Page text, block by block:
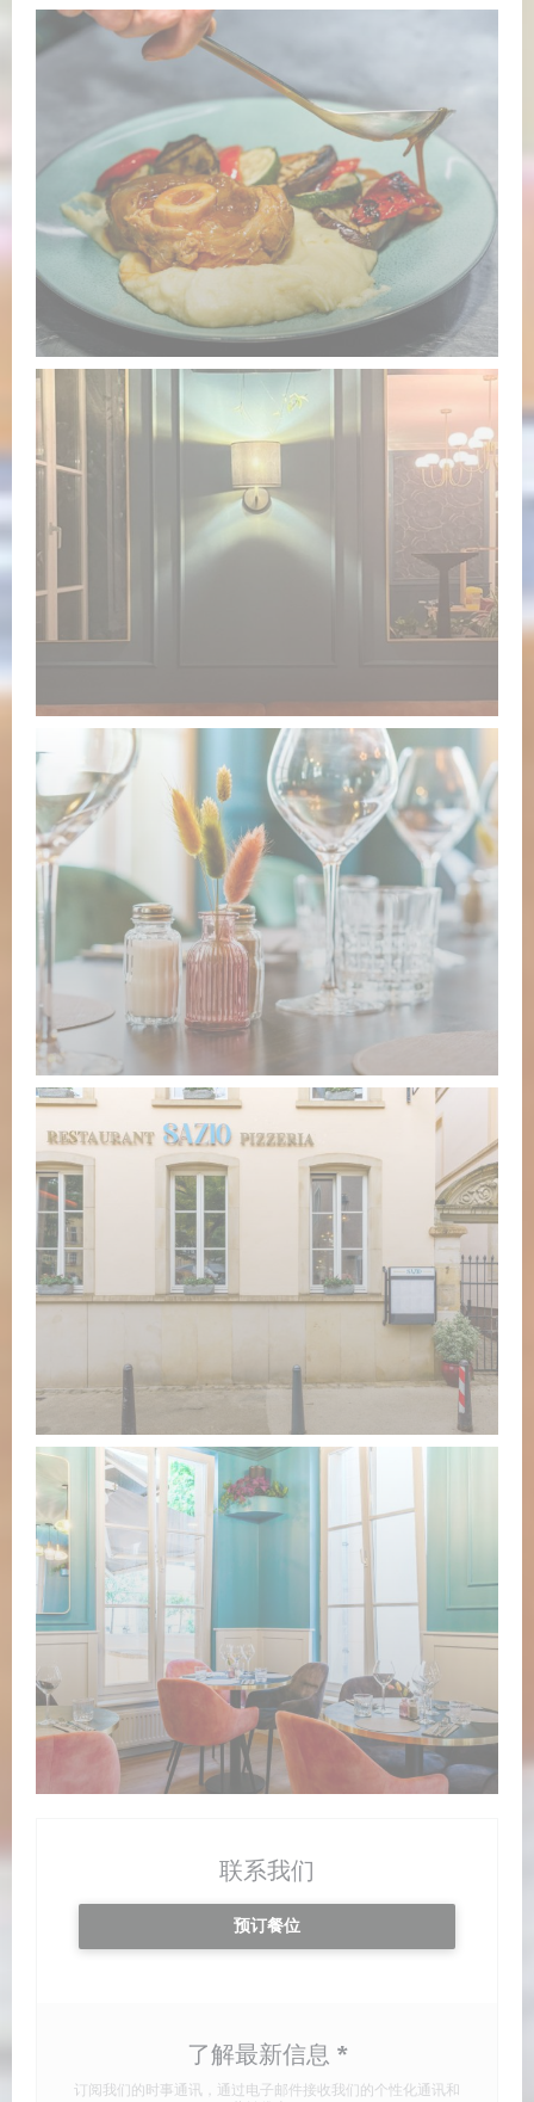
联系我们
预订餐位
了解最新信息 *
订阅我们的时事通讯，通过电子邮件接收我们的个性化通讯和